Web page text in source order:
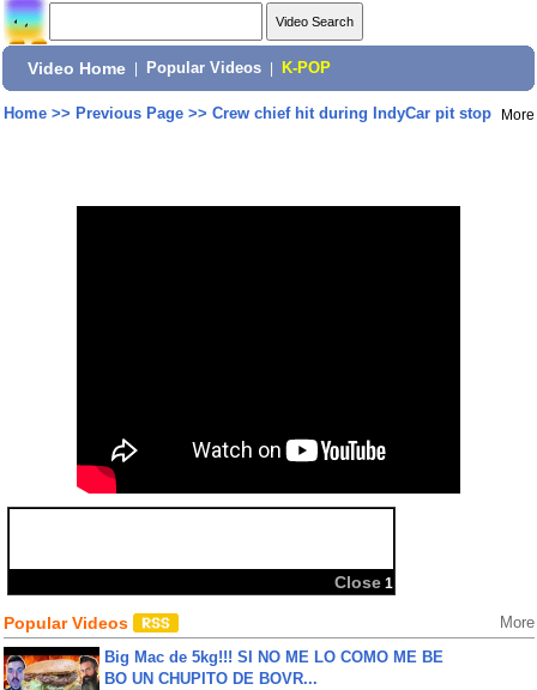
Video Home Popular Videos K-POP
Home>> Previous Page>> Crew chief hit during IndyCar pit stop More
Close 1
Share:
Popular Videos More
Big Mac de 5kg!!! SI NO ME LO COMO ME BE
BO UN CHUPITO DE BOVR...